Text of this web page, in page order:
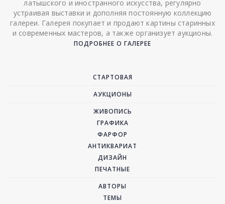
латышского и иностранного искусства, регулярно
устраивая выставки и дополняя постоянную коллекцию
галереи. Галерея покупает и продают картины старинных
и современных мастеров, а также организует аукционы.
ПОДРОБНЕЕ О ГАЛЕРЕЕ
СТАРТОВАЯ
АУКЦИОНЫ
ЖИВОПИСЬ
ГРАФИКА
ФАРФОР
АНТИКВАРИАТ
ДИЗАЙН
ПЕЧАТНЫЕ
АВТОРЫ
ТЕМЫ